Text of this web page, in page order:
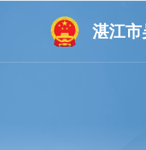
湛江市